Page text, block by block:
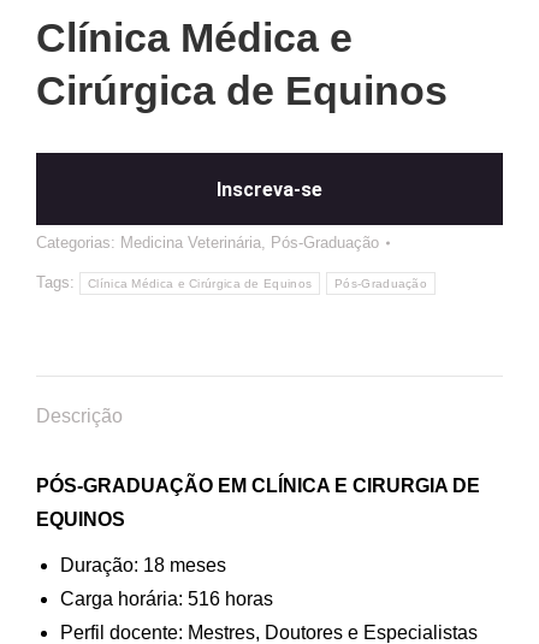
Clínica Médica e
Cirúrgica de Equinos
Inscreva-se
Categorias: Medicina Veterinária, Pós-Graduação
Tags: Clínica Médica e Cirúrgica de Equinos Pós-Graduação
Descrição
PÓS-GRADUAÇÃO EM CLÍNICA E CIRURGIA DE
EQUINOS
Duração: 18 meses
Carga horária: 516 horas
Perfil docente: Mestres, Doutores e Especialistas